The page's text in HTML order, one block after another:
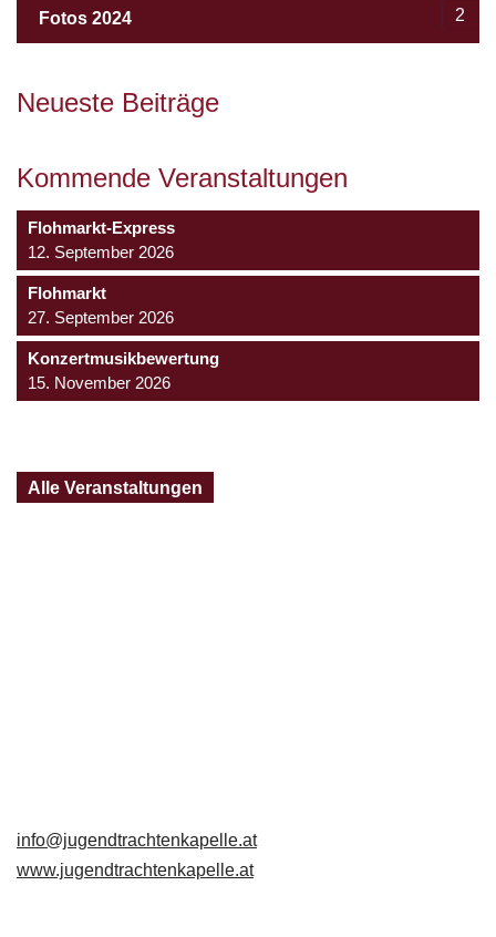
Fotos 2024 2
Neueste Beiträge
Kommende Veranstaltungen
Flohmarkt-Express
12. September 2026
Flohmarkt
27. September 2026
Konzertmusikbewertung
15. November 2026
Alle Veranstaltungen
info@jugendtrachtenkapelle.at
www.jugendtrachtenkapelle.at